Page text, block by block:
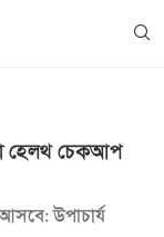
হেলথ চেকআপ
উপাচার্য